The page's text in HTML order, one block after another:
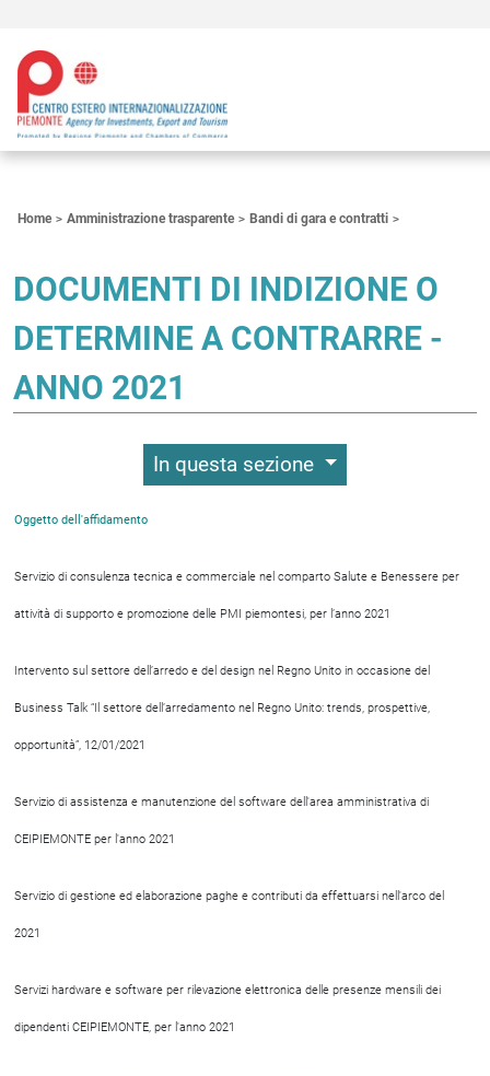
Home Amministrazione trasparente Bandi di gara e contratti
DOCUMENTI DI INDIZIONE O
DETERMINE A CONTRARRE -
ANNO 2021
In questa sezione
Oggetto dell'affidamento
Servizio di consulenza tecnica e commerciale nel comparto Salute e Benessere per
attività di supporto e promozione delle PMI piemontesi, per l’anno 2021
Intervento sul settore dell’arredo e del design nel Regno Unito in occasione del
Business Talk “Il settore dell’arredamento nel Regno Unito: trends, prospettive,
opportunità”, 12/01/2021
Servizio di assistenza e manutenzione del software dell'area amministrativa di
CEIPIEMONTE per l'anno 2021
Servizio di gestione ed elaborazione paghe e contributi da effettuarsi nell'arco del
2021
Servizi hardware e software per rilevazione elettronica delle presenze mensili dei
dipendenti CEIPIEMONTE, per l'anno 2021